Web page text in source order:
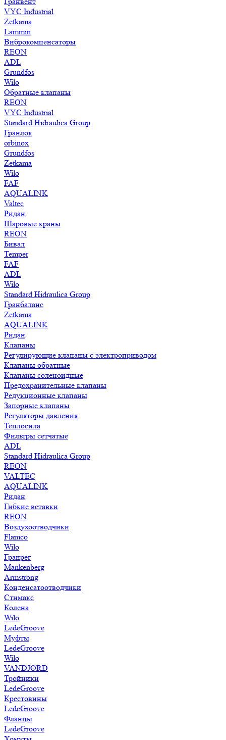
VYC Industrial
Zetkama
Lammin
Виброкомпенсаторы
REON
ADL
Grundfos
Wilo
Обратные клапаны
REON
VYC Industrial
Standard Hidraulica Group
Гранлок
orbinox
Grundfos
Zetkama
Wilo
FAF
AQUALINK
Valtec
Ридан
Шаровые краны
REON
Бивал
Temper
FAF
ADL
Wilo
Standard Hidraulica Group
Гранбаланс
Zetkama
AQUALINK
Ридан
Клапаны
Регулирующие клапаны с электроприводом
Клапаны обратные
Клапаны соленоидные
Предохранительные клапаны
Редукционные клапаны
Запорные клапаны
Регуляторы давления
Теплосила
Фильтры сетчатые
ADL
Standard Hidraulica Group
REON
VALTEC
AQUALINK
Ридан
Гибкие вставки
REON
Воздухоотводчики
Flamco
Wilo
Гранрег
Mankenberg
Armstrong
Конденсатоотводчики
Стимакс
Колена
Wilo
LedeGroove
Муфты
LedeGroove
Wilo
VANDJORD
Тройники
LedeGroove
Крестовины
LedeGroove
Фланцы
LedeGroove